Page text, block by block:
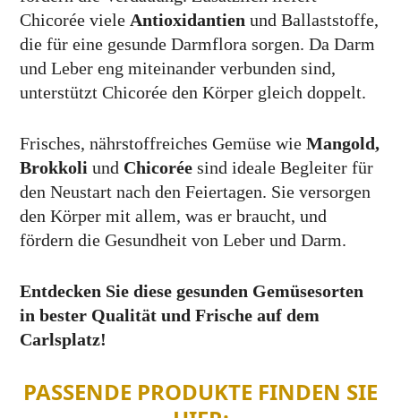
Chicorée viele Antioxidantien und Ballaststoffe,
die für eine gesunde Darmflora sorgen. Da Darm
und Leber eng miteinander verbunden sind,
unterstützt Chicorée den Körper gleich doppelt.
Frisches, nährstoffreiches Gemüse wieMangold,
Brokkoli und Chicorée sind ideale Begleiter für
den Neustart nach den Feiertagen. Sie versorgen
den Körper mit allem, was er braucht, und
fördern die Gesundheit von Leber und Darm.
Entdecken Sie diese gesunden Gemüsesorten
in bester Qualität und Frische auf dem
Carlsplatz!
PASSENDE PRODUKTE FINDEN SIE